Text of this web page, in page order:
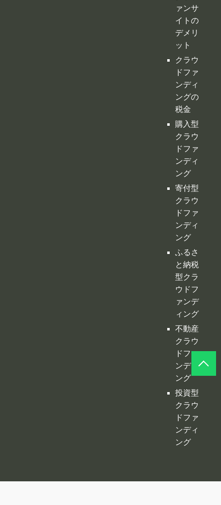
ンディ
ングの
税金
購入型
クラウ
ドファ
ンディ
ング
寄付型
クラウ
ドファ
ンディ
ング
ふるさ
と納税
型クラ
ウドフ
ァンデ
ィング
不動産
クラウ
ドファ
ンディ
ング
投資型
クラウ
ドファ
ンディ
ング